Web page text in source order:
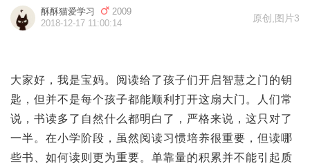
酥酥猫爱学习
2009
2018-12-17 11:00:14
原创 图片3
大家好，我是宝妈。阅读给了孩子们开启智慧之门的钥
匙，但并不是每个孩子都能顺利打开这扇大门。人们常
说，书读多了自然什么都明白了，严格来说，这只对了
一半。在小学阶段，虽然阅读习惯培养很重要，但读哪
些书、如何读则更为重要。单靠量的积累并不能引起质